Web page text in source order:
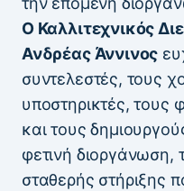
Ο Καλλιτεχνικός
Ανδρέας Άννινος
συντελεστές, τους
υποστηρικτές, τους
και τους
φετινή διοργάνωση,
σταθερής στήριξης